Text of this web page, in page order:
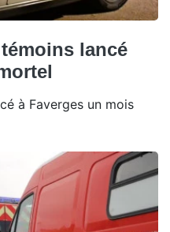
lancé
à Faverges un mois